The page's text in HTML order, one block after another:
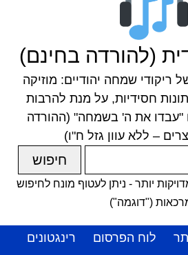
(להורדה בחינם)
ריקודי שמחה יהודיים: מוזיקה
חסידיות, על מנת להרבות
"עבדו את ה' בשמחה" (ההורדה
– ללא עוון גזל ח"ו)
יותר - ניתן לעטוף מונח לחיפוש
("דוגמה")
לוח הפרסום
רינגטונים